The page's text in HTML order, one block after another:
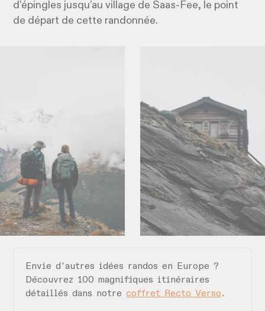
d’épingles jusqu’au village de Saas-Fee, le point
de départ de cette randonnée.
Envie d'autres idées randos en Europe ?
Découvrez 100 magnifiques itinéraires
détaillés dans notrecoffret Recto Verso.